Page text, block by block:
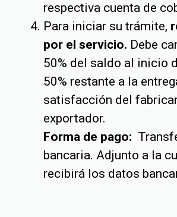
respectiva cuenta de
Para iniciar su trámite,
por el servicio. Debe
50% del saldo al inicio
50% restante a la
satisfacción del
exportador.
Forma de pago:
bancaria. Adjunto a la
recibirá los datos